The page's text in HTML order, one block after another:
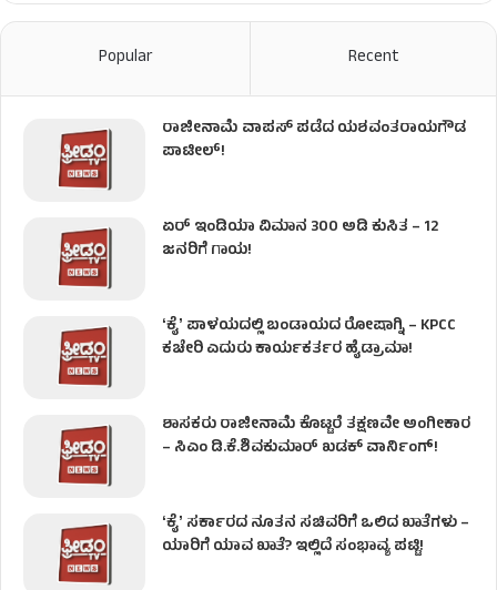
Popular Recent
ರಾಜೀನಾಮೆ ವಾಪಸ್ ಪಡೆದ ಯಶವಂತರಾಯಗೌಡ
ಪಾಟೀಲ್‌!
ಏರ್ ಇಂಡಿಯಾ ವಿಮಾನ 300 ಅಡಿ ಕುಸಿತ – 12
ಜನರಿಗೆ ಗಾಯ!
ʻಕೈʼ​ ಪಾಳಯದಲ್ಲಿ ಬಂಡಾಯದ ರೋಷಾಗ್ನಿ – KPCC
ಕಚೇರಿ ಎದುರು ಕಾರ್ಯಕರ್ತರ ಹೈಡ್ರಾಮಾ!
ಶಾಸಕರು ರಾಜೀನಾಮೆ ಕೊಟ್ಟರೆ ತಕ್ಷಣವೇ ಅಂಗೀಕಾರ
– ಸಿಎಂ ಡಿ.ಕೆ.ಶಿವಕುಮಾರ್ ಖಡಕ್ ವಾರ್ನಿಂಗ್!
ʻಕೈʼ ಸರ್ಕಾರದ ನೂತನ ಸಚಿವರಿಗೆ ಒಲಿದ ಖಾತೆಗಳು –
ಯಾರಿಗೆ ಯಾವ ಖಾತೆ? ಇಲ್ಲಿದೆ ಸಂಭಾವ್ಯ ಪಟ್ಟಿ!